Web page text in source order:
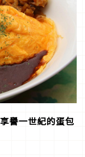
享譽一世紀的蛋包